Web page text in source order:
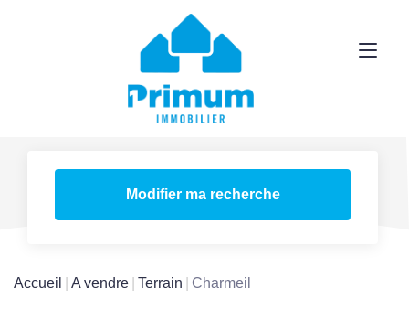
Modifier ma recherche
Accueil A vendre Terrain Charmeil